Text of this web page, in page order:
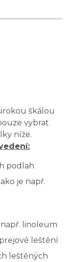
škálou
vybrat
níže.
podlah
je např.
linoleum
leštění
leštěných